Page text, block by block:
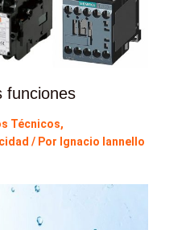
funciones
Técnicos,
/ Por Ignacio Iannello